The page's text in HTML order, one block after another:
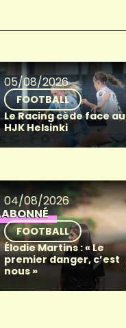
05/08/2026
FOOTBALL
Le Racing cède face au
HJK Helsinki
04/08/2026
ABONNÉ
FOOTBALL
Élodie Martins : « Le
premier danger, c’est
nous »